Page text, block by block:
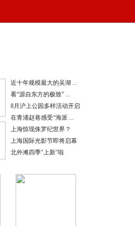
近十年规模最大的吴湖 ...
看“源自东方的极致” ...
8月沪上公园多样活动开启
在青浦赵巷感受“海派 ...
上海惊现侏罗纪世界？
上海国际光影节即将启幕
北外滩四季"上新"啦